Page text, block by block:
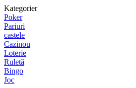
Kategorier
Poker
Pariuri
castele
Cazinou
Loterie
Ruletă
Bingo
Joc